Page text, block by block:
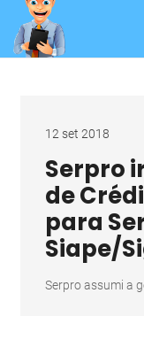
12 set 2018
Serpro
de
para
Siape/
Serpro assumi a